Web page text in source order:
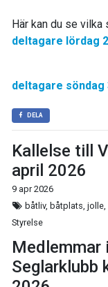
Här kan du se
deltagare lördag
deltagare söndag
DELA
Kallelse till
april 2026
9 apr 2026
båtliv, båtplats,
Styrelse
Medlemmar
Seglarklubb